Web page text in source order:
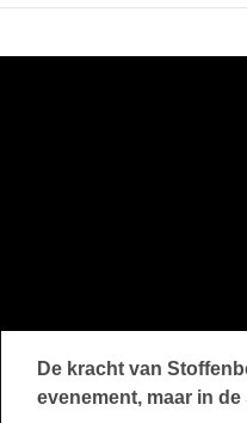
De kracht van
evenement, maar in